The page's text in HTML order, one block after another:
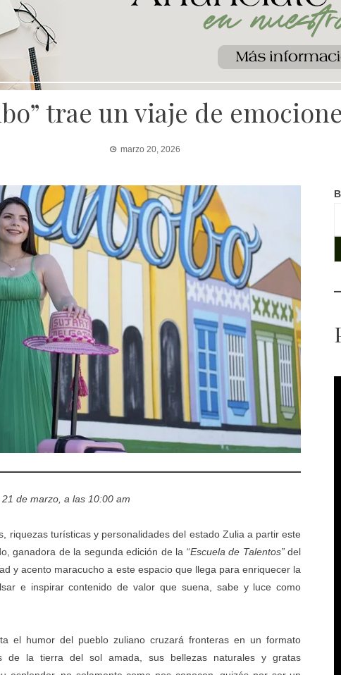
trae un viaje de
marzo 20, 2026
de marzo, a las 10:00 am
riquezas turísticas y personalidades del estado Zulia a partir este
ganadora de la segunda edición de la “Escuela de Talentos”del
y acento maracucho a este espacio que llega para enriquecer la
e inspirar contenido de valor que suena, sabe y luce como
el humor del pueblo zuliano cruzará fronteras en un formato
de la tierra del sol amada, sus bellezas naturales y gratas